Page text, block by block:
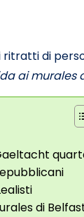
ritratti di
ai murales
di